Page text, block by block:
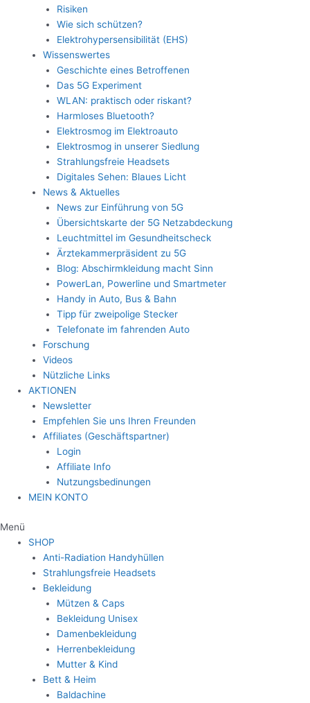
Risiken
Wie sich schützen?
Elektrohypersensibilität (EHS)
Wissenswertes
Geschichte eines Betroffenen
Das 5G Experiment
WLAN: praktisch oder riskant?
Harmloses Bluetooth?
Elektrosmog im Elektroauto
Elektrosmog in unserer Siedlung
Strahlungsfreie Headsets
Digitales Sehen: Blaues Licht
News & Aktuelles
News zur Einführung von 5G
Übersichtskarte der 5G Netzabdeckung
Leuchtmittel im Gesundheitscheck
Ärztekammerpräsident zu 5G
Blog: Abschirmkleidung macht Sinn
PowerLan, Powerline und Smartmeter
Handy in Auto, Bus & Bahn
Tipp für zweipolige Stecker
Telefonate im fahrenden Auto
Forschung
Videos
Nützliche Links
AKTIONEN
Newsletter
Empfehlen Sie uns Ihren Freunden
Affiliates (Geschäftspartner)
Login
Affiliate Info
Nutzungsbedinungen
MEIN KONTO
Menü
SHOP
Anti-Radiation Handyhüllen
Strahlungsfreie Headsets
Bekleidung
Mützen & Caps
Bekleidung Unisex
Damenbekleidung
Herrenbekleidung
Mutter & Kind
Bett & Heim
Baldachine